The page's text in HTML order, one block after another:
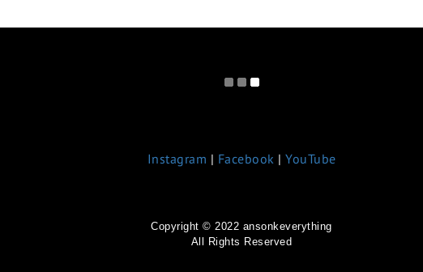
Instagram | Facebook | YouTube
Copyright © 2022 ansonkeverything
All Rights Reserved